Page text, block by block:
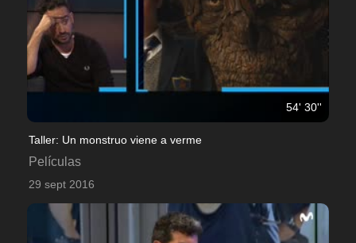
54' 30''
Taller: Un monstruo viene a verme
Películas
29 sept 2016